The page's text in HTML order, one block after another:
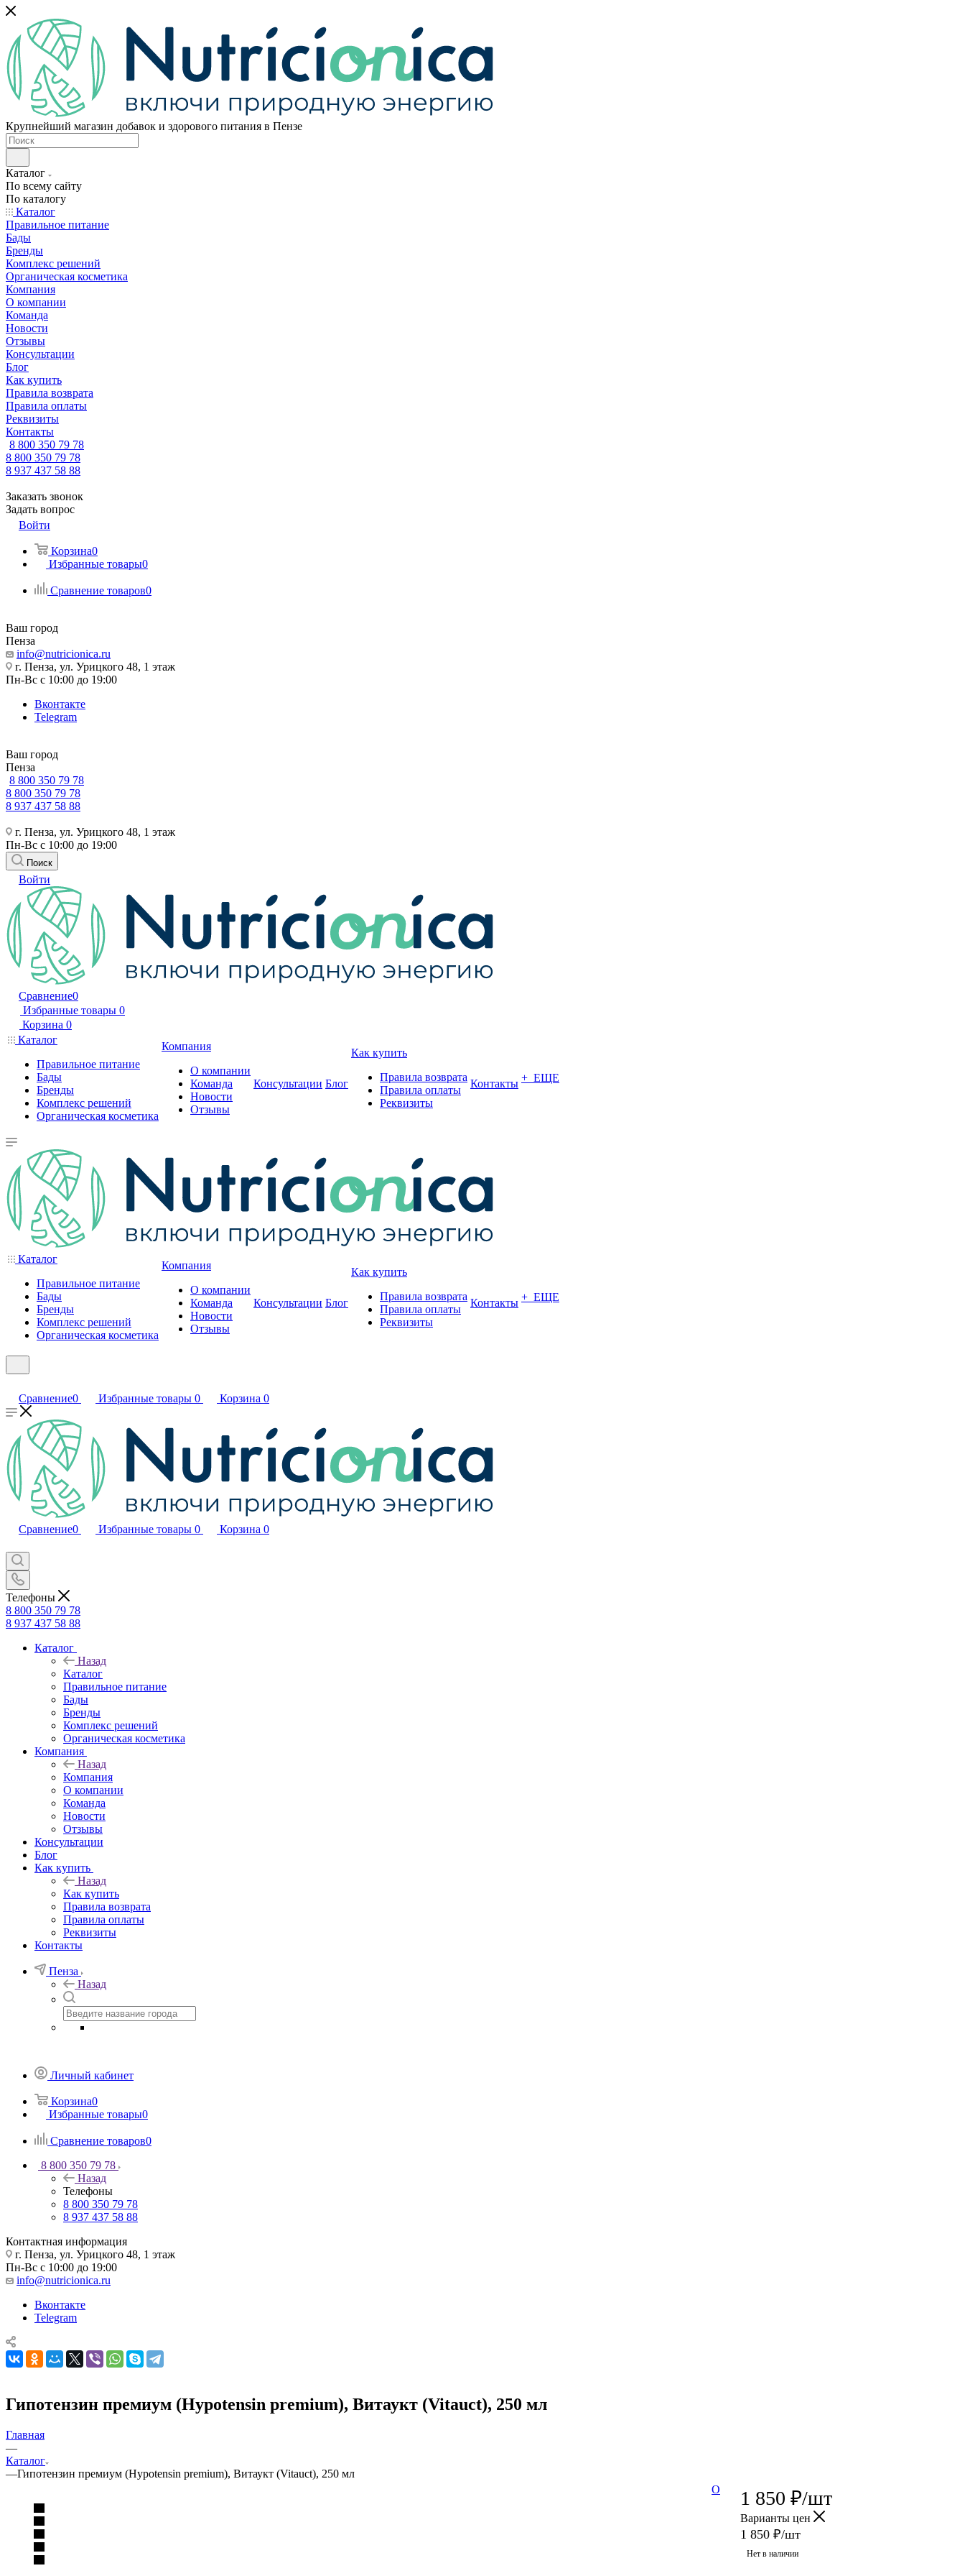
Крупнейший магазин добавок и здорового питания в Пензе
Каталог
По всему сайту
По каталогу
Каталог
Правильное питание
Бады
Бренды
Комплекс решений
Органическая косметика
Компания
О компании
Команда
Новости
Отзывы
Консультации
Блог
Как купить
Правила возврата
Правила оплаты
Реквизиты
Контакты
8 800 350 79 78
8 800 350 79 78
8 937 437 58 88
Заказать звонок
Задать вопрос
Войти
Корзина0
Избранные товары0
Сравнение товаров0
Ваш город
Пенза
info@nutricionica.ru
г. Пенза, ул. Урицкого 48, 1 этаж
Пн-Вс с 10:00 до 19:00
Вконтакте
Telegram
Ваш город
Пенза
8 800 350 79 78
8 800 350 79 78
8 937 437 58 88
г. Пенза, ул. Урицкого 48, 1 этаж
Пн-Вс с 10:00 до 19:00
Поиск
Войти
Сравнение0
Избранные товары 0
Корзина 0
Каталог
Правильное питание
Бады
Бренды
Комплекс решений
Органическая косметика
Компания
О компании
Команда
Новости
Отзывы
Консультации Блог
Как купить
Правила возврата
Правила оплаты
Реквизиты
Контакты + ЕЩЕ
Каталог
Правильное питание
Бады
Бренды
Комплекс решений
Органическая косметика
Компания
О компании
Команда
Новости
Отзывы
Консультации Блог
Как купить
Правила возврата
Правила оплаты
Реквизиты
Контакты + ЕЩЕ
Сравнение0 Избранные товары 0 Корзина 0
Сравнение0 Избранные товары 0 Корзина 0
Телефоны
8 800 350 79 78
8 937 437 58 88
Каталог
Назад
Каталог
Правильное питание
Бады
Бренды
Комплекс решений
Органическая косметика
Компания
Назад
Компания
О компании
Команда
Новости
Отзывы
Консультации
Блог
Как купить
Назад
Как купить
Правила возврата
Правила оплаты
Реквизиты
Контакты
Пенза
Назад
Личный кабинет
Корзина0
Избранные товары0
Сравнение товаров0
8 800 350 79 78
Назад
Телефоны
8 800 350 79 78
8 937 437 58 88
Контактная информация
г. Пенза, ул. Урицкого 48, 1 этаж
Пн-Вс с 10:00 до 19:00
info@nutricionica.ru
Вконтакте
Telegram
Гипотензин премиум (Hypotensin premium), Витаукт (Vitauct), 250 мл
Главная
—
Каталог
—Гипотензин премиум (Hypotensin premium), Витаукт (Vitauct), 250 мл
1 850 ₽/шт
Варианты цен
1 850 ₽/шт
Нет в наличии
О